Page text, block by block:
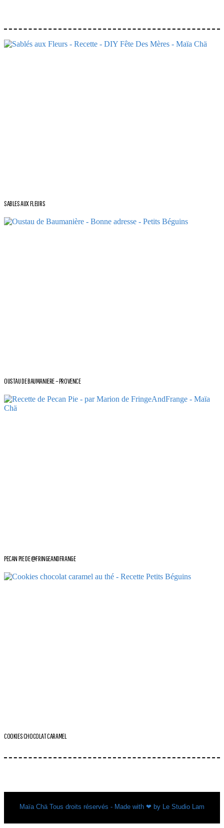
SABLES AUX FLEURS
OUSTAU DE BAUMANIERE – PROVENCE
PECAN PIE DE @FRINGEANDFRANGE
COOKIES CHOCOLAT CARAMEL
Maïa Chä Tous droits réservés - Made with ❤ by Le Studio Lam